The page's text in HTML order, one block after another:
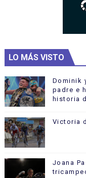
LO MÁS VISTO
Dominik
padre e
historia
Victoria
Joana